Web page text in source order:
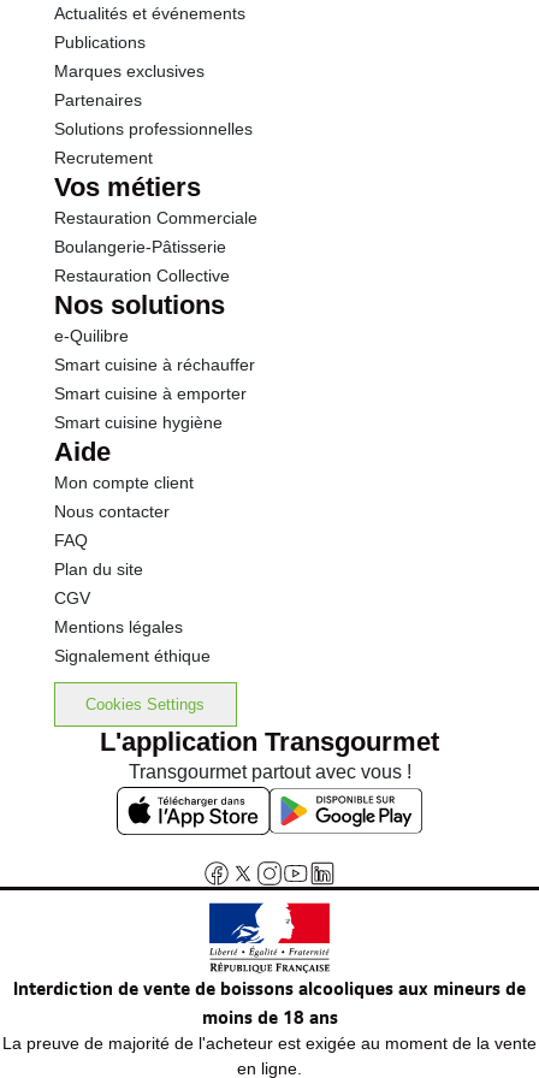
Protéines
Sel
Sodium
Actualités et événements
Publications
Marques exclusives
Partenaires
Solutions professionnelles
Recrutement
Vos métiers
Restauration Commerciale
Boulangerie-Pâtisserie
Restauration Collective
Nos solutions
e-Quilibre
Smart cuisine à réchauffer
Smart cuisine à emporter
Smart cuisine hygiène
Aide
Mon compte client
Nous contacter
FAQ
Plan du site
CGV
Mentions légales
Signalement éthique
Cookies Settings
L'application Transgourmet
Transgourmet partout avec vous !
Interdiction de vente de boissons alcooliques aux mineurs de
moins de 18 ans
La preuve de majorité de l'acheteur est exigée au moment de la vente
en ligne.